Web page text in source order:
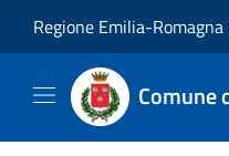
Regione Emilia-Romagna
Comune